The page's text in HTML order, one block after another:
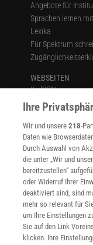
Angebote für
Sprachen lernen
Lexika
Für Spektrum
WEBSEITEN
KielSCN
Wissenschaft in die
Uns finden Sie
Ihre
Wir und unsere218-
Daten wie
Durch Auswahl von
die unter „Wir und
bereitzustellen“
oder Widerruf Ihrer
deaktiviert sind, sind
mehr so relevant für
um Ihre Einstellungen
Sie auf den Link
klicken. Ihre